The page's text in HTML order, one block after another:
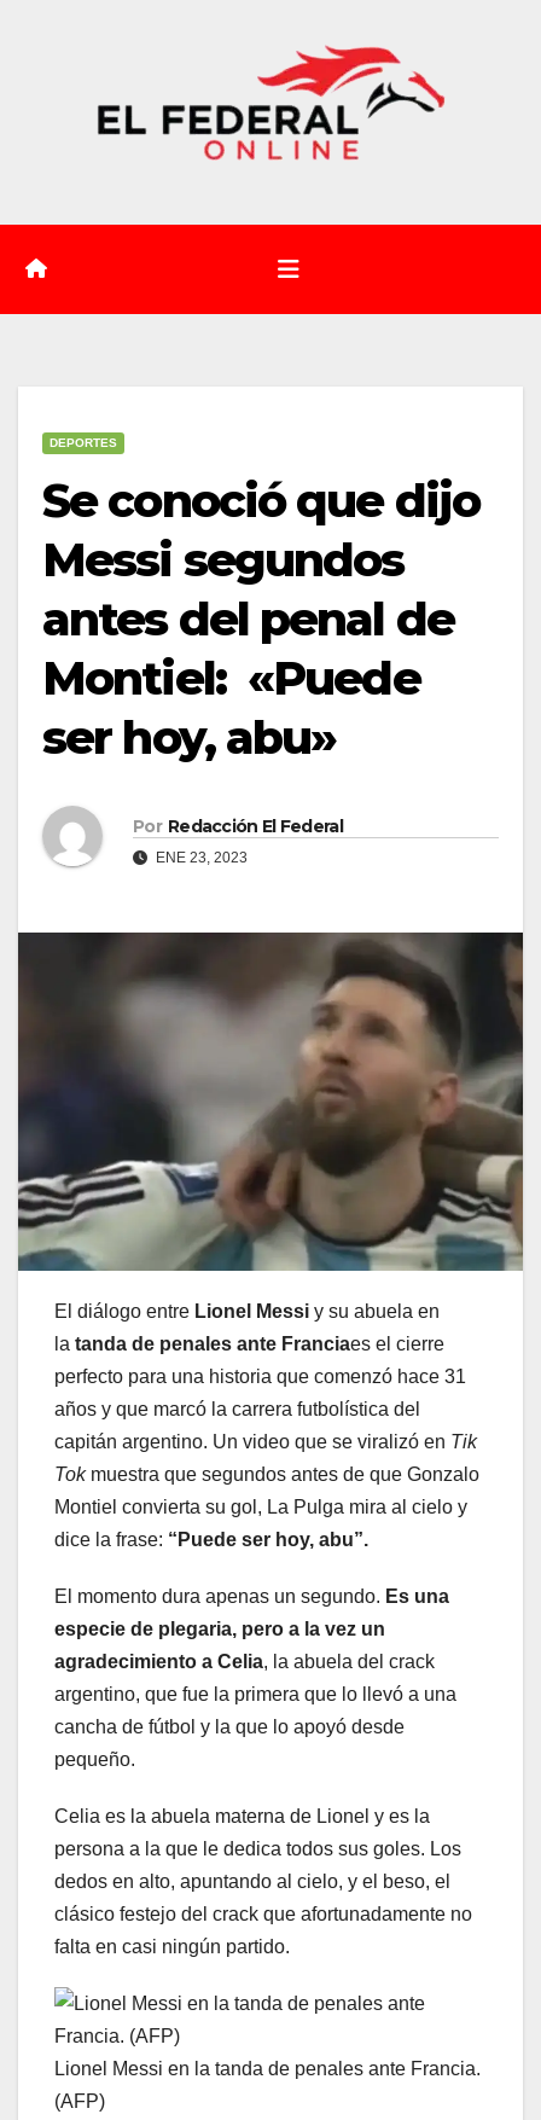
DEPORTES
Se conoció que dijo
Messi segundos
antes del penal de
Montiel: «Puede
ser hoy, abu»
Por Redacción El Federal
ENE 23, 2023
El diálogo entre Lionel Messi y su abuela en
la tanda de penales ante Franciaes el cierre
perfecto para una historia que comenzó hace 31
años y que marcó la carrera futbolística del
capitán argentino. Un video que se viralizó en Tik
Tokmuestra que segundos antes de que Gonzalo
Montiel convierta su gol, La Pulga mira al cielo y
dice la frase: “Puede ser hoy, abu”.
El momento dura apenas un segundo. Es una
especie de plegaria, pero a la vez un
agradecimiento a Celia, la abuela del crack
argentino, que fue la primera que lo llevó a una
cancha de fútbol y la que lo apoyó desde
pequeño.
Celia es la abuela materna de Lionel y es la
persona a la que le dedica todos sus goles. Los
dedos en alto, apuntando al cielo, y el beso, el
clásico festejo del crack que afortunadamente no
falta en casi ningún partido.
Lionel Messi en la tanda de penales ante Francia.
(AFP)